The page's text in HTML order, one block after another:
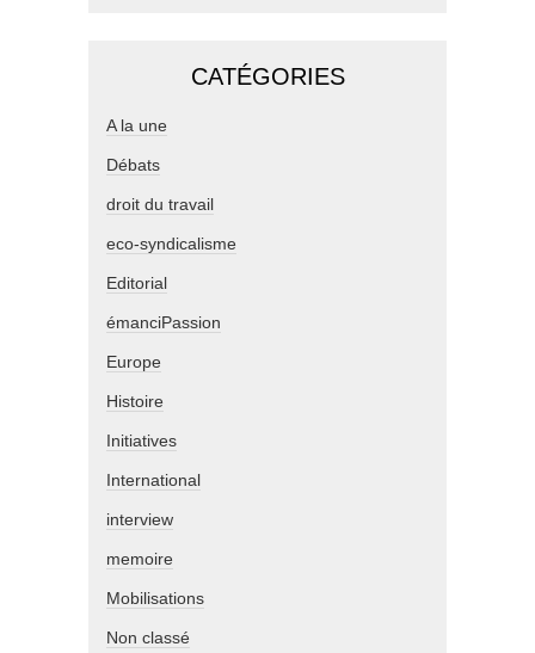
CATÉGORIES
A la une
Débats
droit du travail
eco-syndicalisme
Editorial
émanciPassion
Europe
Histoire
Initiatives
International
interview
memoire
Mobilisations
Non classé